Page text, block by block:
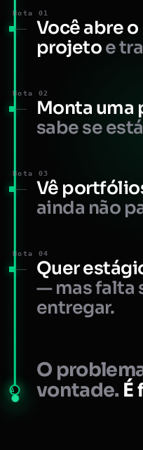
A
Nota 01
Você abre
projetoe
Nota 02
Monta uma
sabe se
Nota 03
Vê
ainda não
Nota 04
Quer
— mas falta
entregar.
O
vontade. É